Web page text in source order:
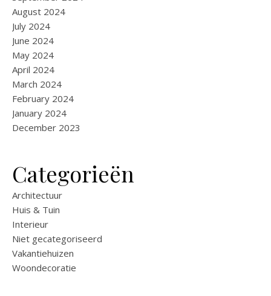
August 2024
July 2024
June 2024
May 2024
April 2024
March 2024
February 2024
January 2024
December 2023
Categorieën
Architectuur
Huis & Tuin
Interieur
Niet gecategoriseerd
Vakantiehuizen
Woondecoratie